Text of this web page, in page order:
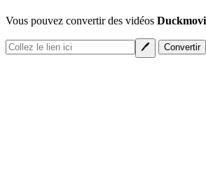
Vous pouvez convertir des vidéos